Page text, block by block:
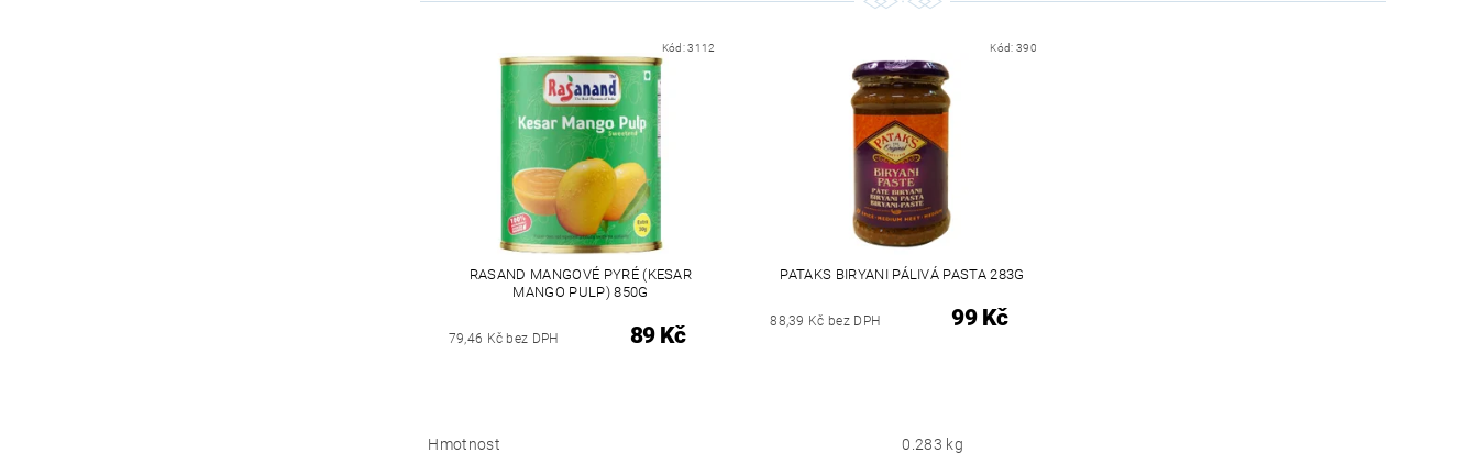
Kód:3112
RASAND MANGOVÉ PYRÉ (KESAR
MANGO PULP) 850G
79,46 Kč bez DPH 89 Kč
Kód:390
PATAKS BIRYANI PÁLIVÁ PASTA 283G
88,39 Kč bez DPH 99 Kč
Hmotnost 0.283 kg